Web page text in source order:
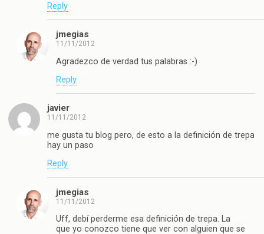
Reply
jmegias
11/11/2012
Agradezco de verdad tus palabras :-)
Reply
javier
11/11/2012
me gusta tu blog pero, de esto a la definición de trepa
hay un paso
Reply
jmegias
11/11/2012
Uff, debí perderme esa definición de trepa. La
que yo conozco tiene que ver con alguien que se